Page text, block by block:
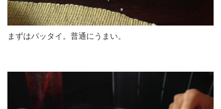
まずはパッタイ。普通にうまい。